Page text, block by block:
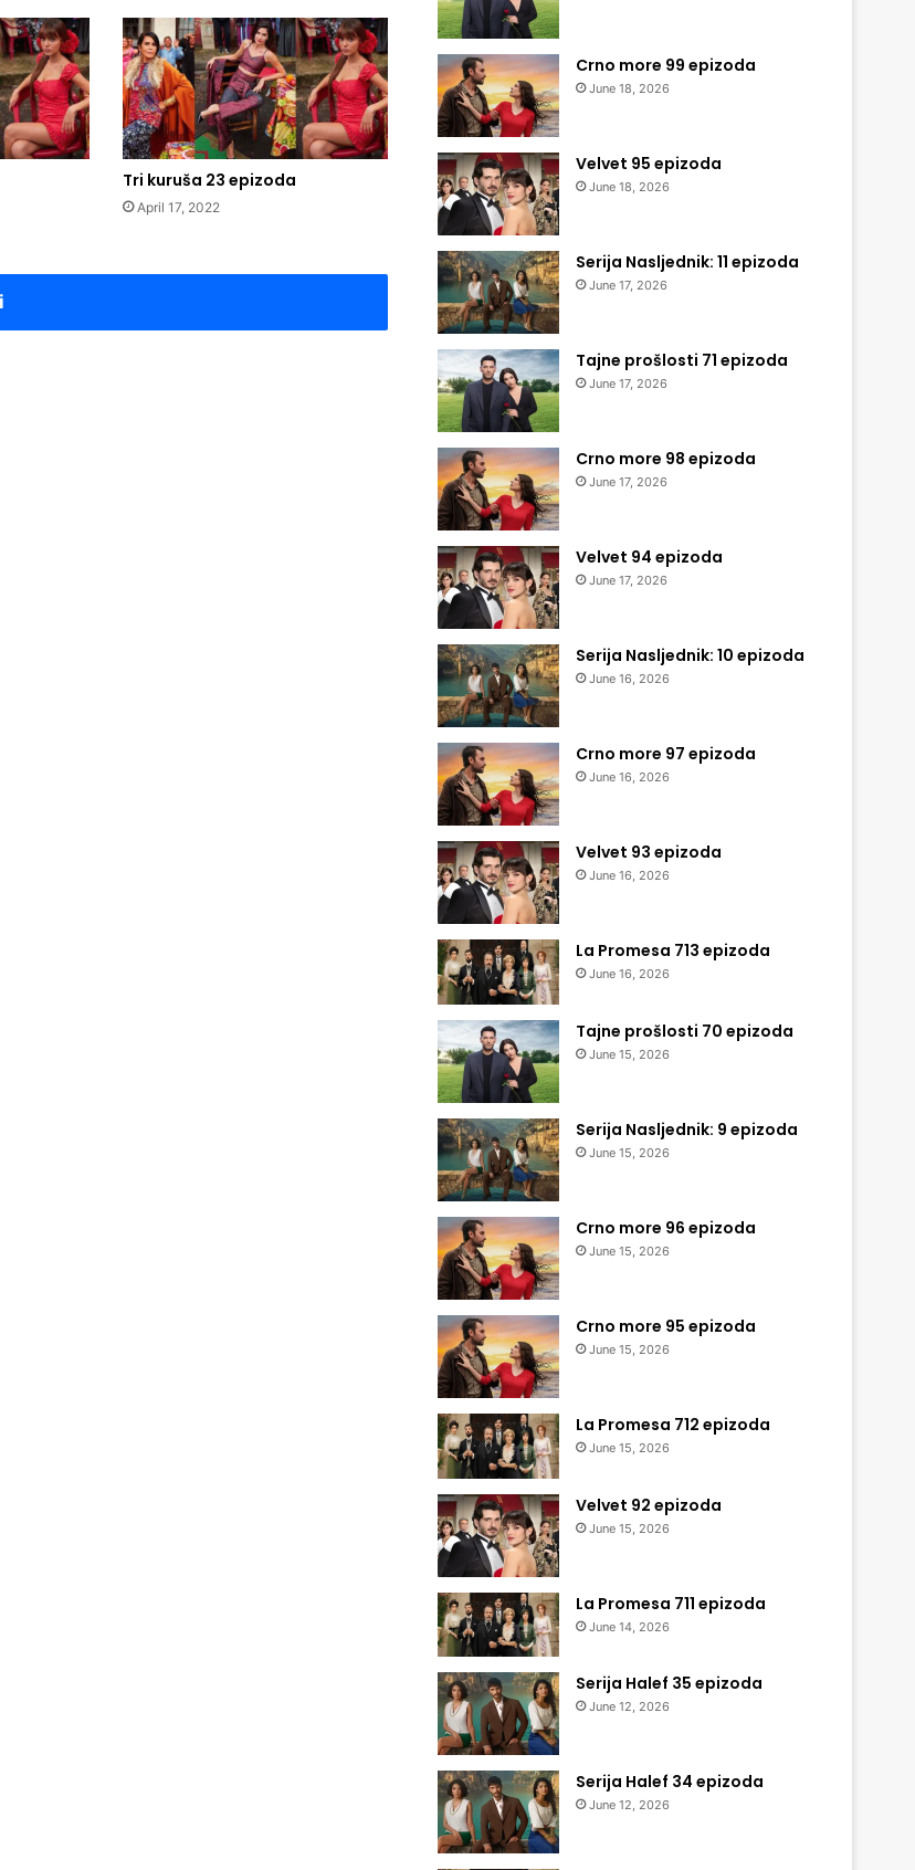
Tri kuruša 23 epizoda
April 17, 2022
Crno more 99 epizoda
June 18, 2026
Velvet 95 epizoda
June 18, 2026
Serija Nasljednik: 11 epizoda
June 17, 2026
Tajne prošlosti 71 epizoda
June 17, 2026
Crno more 98 epizoda
June 17, 2026
Velvet 94 epizoda
June 17, 2026
Serija Nasljednik: 10 epizoda
June 16, 2026
Crno more 97 epizoda
June 16, 2026
Velvet 93 epizoda
June 16, 2026
La Promesa 713 epizoda
June 16, 2026
Tajne prošlosti 70 epizoda
June 15, 2026
Serija Nasljednik: 9 epizoda
June 15, 2026
Crno more 96 epizoda
June 15, 2026
Crno more 95 epizoda
June 15, 2026
La Promesa 712 epizoda
June 15, 2026
Velvet 92 epizoda
June 15, 2026
La Promesa 711 epizoda
June 14, 2026
Serija Halef 35 epizoda
June 12, 2026
Serija Halef 34 epizoda
June 12, 2026